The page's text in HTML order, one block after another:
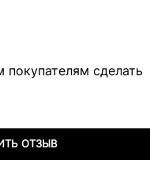
сделать
ОТЗЫВ